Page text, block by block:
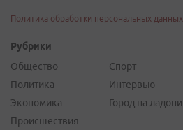
Политика обработки персональных данных
Рубрики
Общество
Политика
Экономика
Происшествия
Спорт
Интервью
Город на ладони